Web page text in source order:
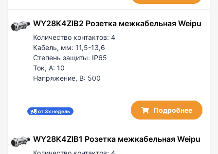
WY28K4ZIB2 Розетка межкабельная Weipu
Количество контактов: 4
Кабель, мм: 11,5-13,6
Степень защиты: IP65
Ток, А: 10
Напряжение, В: 500
от 3х недель Подробнее
WY28K4ZIB1 Розетка межкабельная Weipu